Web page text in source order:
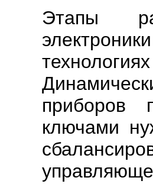
Этапы
приборов
ключами